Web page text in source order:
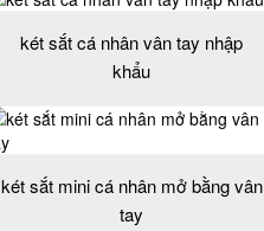
két sắt cá nhân vân tay nhập
khẩu
két sắt mini cá nhân mở bằng vân
tay